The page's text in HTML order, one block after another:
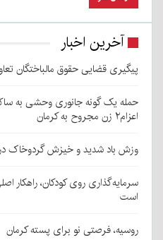
آخرین اخبار
پیگیری قضایی حقوق مالباختگان
حمله یک گونه جانوری وحشی به
اعزام۲ زن مجروح به کرمان
وزش باد شدید و خیزش گردوخاک در
سرمایه‌گذاری روی کودکان،
است
روسیه، فرصتی نو برای پسته کرمان